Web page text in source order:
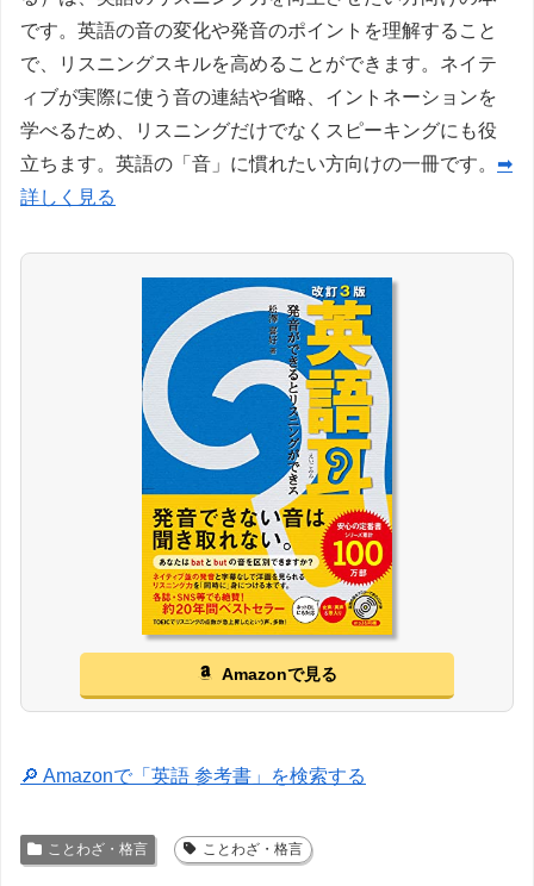
です。英語の音の変化や発音のポイントを理解すること
で、リスニングスキルを高めることができます。ネイテ
ィブが実際に使う音の連結や省略、イントネーションを
学べるため、リスニングだけでなくスピーキングにも役
立ちます。英語の「音」に慣れたい方向けの一冊です。 ➡
詳しく見る
Amazonで見る
🔎 Amazonで「英語 参考書」を検索する
ことわざ・格言 ことわざ・格言